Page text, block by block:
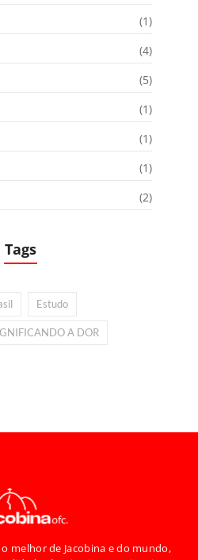
(1)
(4)
(5)
(1)
(1)
(1)
(2)
Tags
Estudo
A DOR
melhor de Jacobina e do mundo,